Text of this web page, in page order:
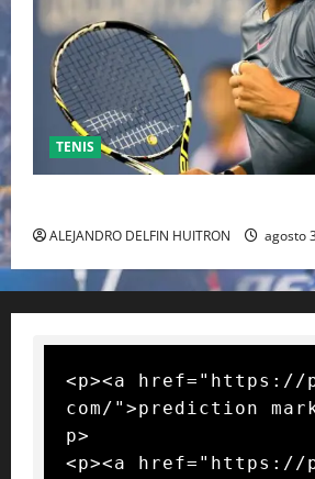
TENIS
ALEJANDRO DELFIN HUITRON agosto
<p><a href="https://
com/">prediction
p>
<p><a href="https://